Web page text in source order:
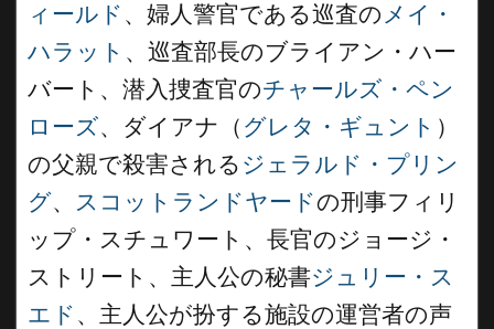
ィールド 、婦人警官である巡査の メイ・
ハラット 、巡査部長のブライアン・ハー
バート、潜入捜査官のチャールズ・ペン
ローズ、ダイアナ（ グレタ・ギュント ）
の父親で殺害される ジェラルド・プリン
グ、 スコットランドヤードの刑事フィリ
ップ・スチュワート、長官のジョージ・
ストリート、主人公の秘書ジュリー・ス
エド 、主人公が扮する施設の運営者の声